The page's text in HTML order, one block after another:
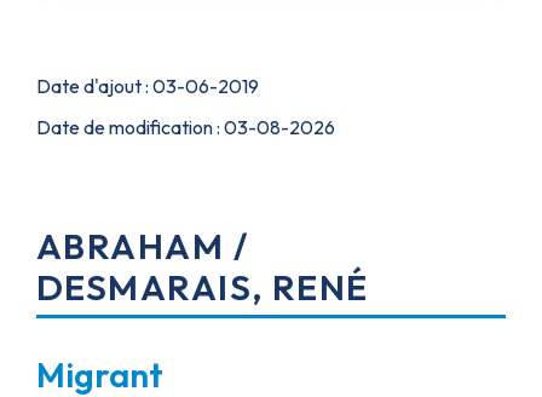
Date d'ajout : 03-06-2019
Date de modification : 03-08-2026
ABRAHAM /
DESMARAIS, RENÉ
Migrant